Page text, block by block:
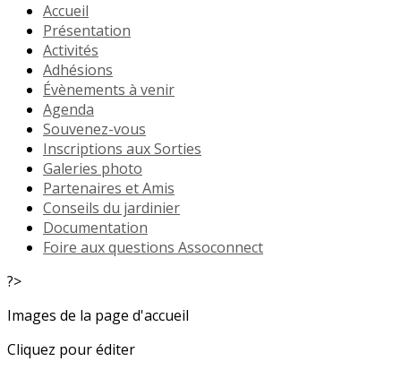
Accueil
Présentation
Activités
Adhésions
Évènements à venir
Agenda
Souvenez-vous
Inscriptions aux Sorties
Galeries photo
Partenaires et Amis
Conseils du jardinier
Documentation
Foire aux questions Assoconnect
?>
Images de la page d'accueil
Cliquez pour éditer